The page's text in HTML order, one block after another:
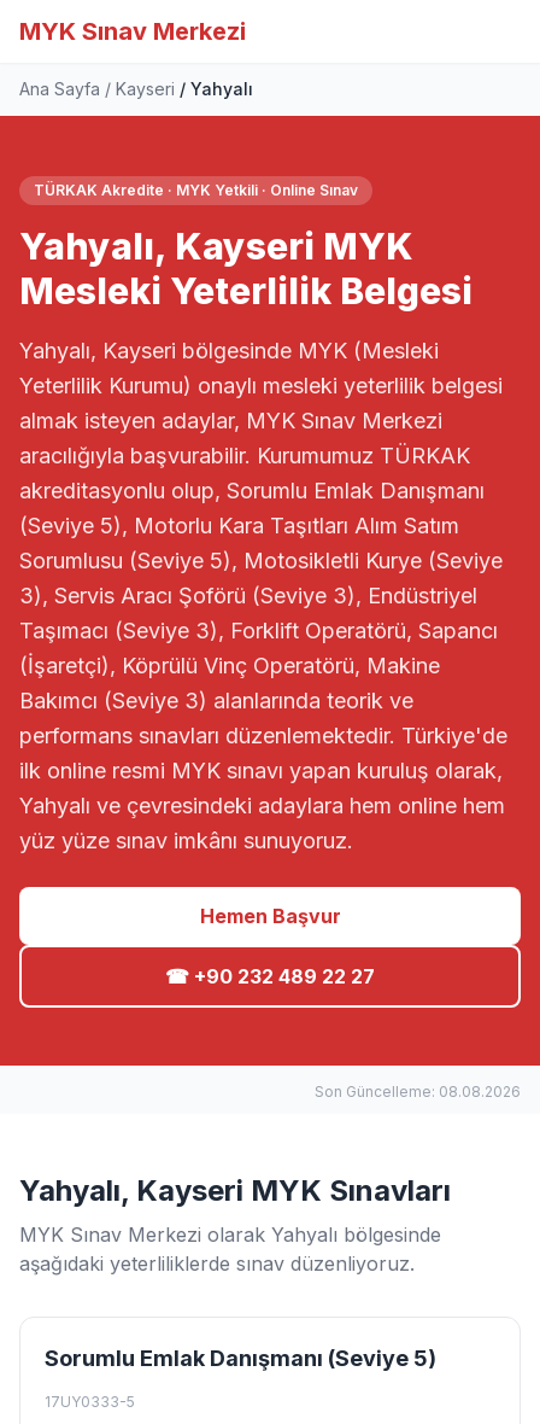
MYK Sınav Merkezi
Ana Sayfa Kayseri Yahyalı
TÜRKAK Akredite · MYK Yetkili · Online Sınav
Yahyalı, Kayseri MYK
Mesleki Yeterlilik Belgesi
Yahyalı, Kayseri bölgesinde MYK (Mesleki
Yeterlilik Kurumu) onaylı mesleki yeterlilik belgesi
almak isteyen adaylar, MYK Sınav Merkezi
aracılığıyla başvurabilir. Kurumumuz TÜRKAK
akreditasyonlu olup, Sorumlu Emlak Danışmanı
(Seviye 5), Motorlu Kara Taşıtları Alım Satım
Sorumlusu (Seviye 5), Motosikletli Kurye (Seviye
3), Servis Aracı Şoförü (Seviye 3), Endüstriyel
Taşımacı (Seviye 3), Forklift Operatörü, Sapancı
(İşaretçi), Köprülü Vinç Operatörü, Makine
Bakımcı (Seviye 3) alanlarında teorik ve
performans sınavları düzenlemektedir. Türkiye'de
ilk online resmi MYK sınavı yapan kuruluş olarak,
Yahyalı ve çevresindeki adaylara hem online hem
yüz yüze sınav imkânı sunuyoruz.
Hemen Başvur
☎ +90 232 489 22 27
Son Güncelleme: 08.08.2026
Yahyalı, Kayseri MYK Sınavları
MYK Sınav Merkezi olarak Yahyalı bölgesinde
aşağıdaki yeterliliklerde sınav düzenliyoruz.
Sorumlu Emlak Danışmanı (Seviye 5)
17UY0333-5